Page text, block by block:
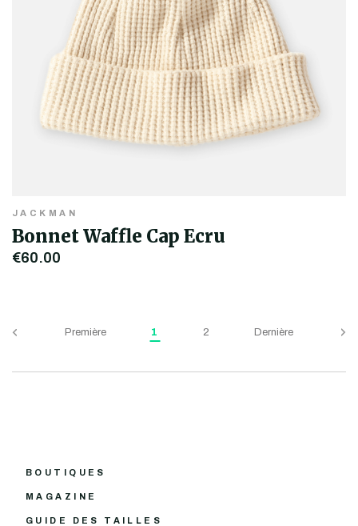
JACKMAN
Bonnet Waffle Cap Ecru
€60,00
Première 1 2 Dernière
BOUTIQUES
MAGAZINE
GUIDE DES TAILLES